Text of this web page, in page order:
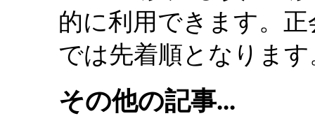
的に利用できます。
では先着順となります
その他の記事...